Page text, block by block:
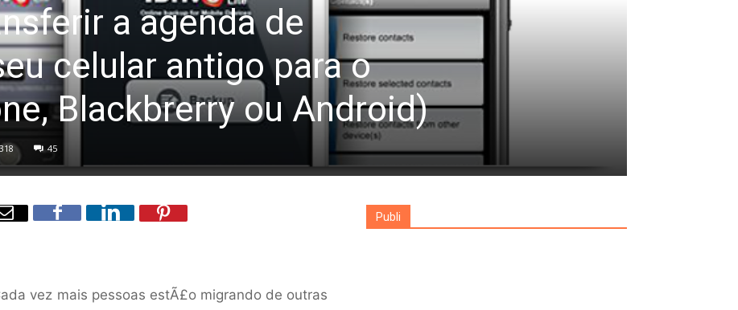
a agenda de
celular antigo para o
Blackbrerry ou Android)
45
vez mais pessoas estÃ£o migrando de outras
Publi